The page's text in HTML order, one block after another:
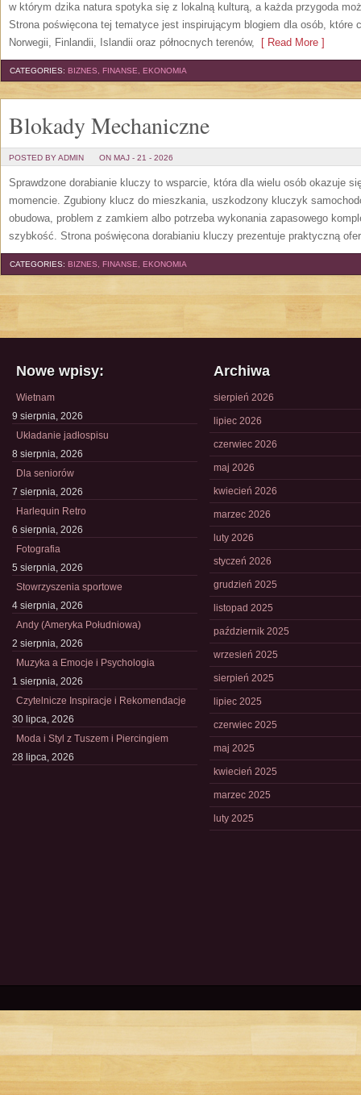
w którym dzika natura spotyka się z lokalną kulturą, a każda przygoda
Strona poświęcona tej tematyce jest inspirującym blogiem dla osób, które
Norwegii, Finlandii, Islandii oraz północnych terenów, [ Read More ]
CATEGORIES: BIZNES, FINANSE, EKONOMIA
Blokady Mechaniczne
POSTED BY ADMIN ON MAJ - 21 - 2026
Sprawdzone dorabianie kluczy to wsparcie, która dla wielu osób okazuje
momencie. Zgubiony klucz do mieszkania, uszkodzony kluczyk
obudowa, problem z zamkiem albo potrzeba wykonania zapasowego
szybkość. Strona poświęcona dorabianiu kluczy prezentuje praktyczną
CATEGORIES: BIZNES, FINANSE, EKONOMIA
Nowe wpisy:
Wietnam
9 sierpnia, 2026
Układanie jadłospisu
8 sierpnia, 2026
Dla seniorów
7 sierpnia, 2026
Harlequin Retro
6 sierpnia, 2026
Fotografia
5 sierpnia, 2026
Stowrzyszenia sportowe
4 sierpnia, 2026
Andy (Ameryka Południowa)
2 sierpnia, 2026
Muzyka a Emocje i Psychologia
1 sierpnia, 2026
Czytelnicze Inspiracje i Rekomendacje
30 lipca, 2026
Moda i Styl z Tuszem i Piercingiem
28 lipca, 2026
Archiwa
sierpień 2026
lipiec 2026
czerwiec 2026
maj 2026
kwiecień 2026
marzec 2026
luty 2026
styczeń 2026
grudzień 2025
listopad 2025
październik 2025
wrzesień 2025
sierpień 2025
lipiec 2025
czerwiec 2025
maj 2025
kwiecień 2025
marzec 2025
luty 2025